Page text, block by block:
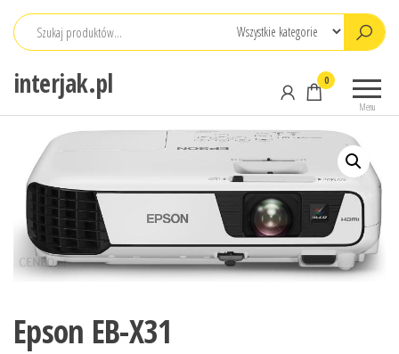
Przejdź
interjak.pl
Menu
0
Epson EB-X31